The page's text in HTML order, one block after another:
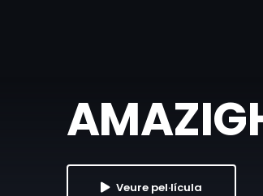
Veure pel·lícula